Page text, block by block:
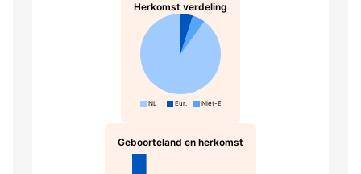
Herkomst verdeling
NL Eur. Niet-Eur.
Geboorteland en herkomst
NL-N